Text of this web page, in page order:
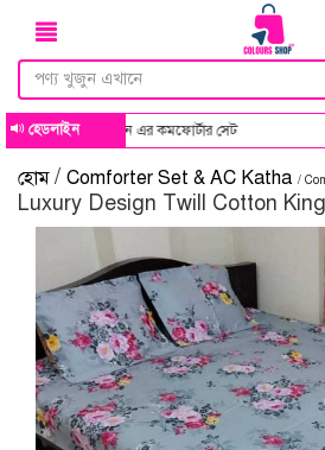
হেডলাইন
হোম / Comforter Set & AC Katha /
Luxury Design Twill Cotton